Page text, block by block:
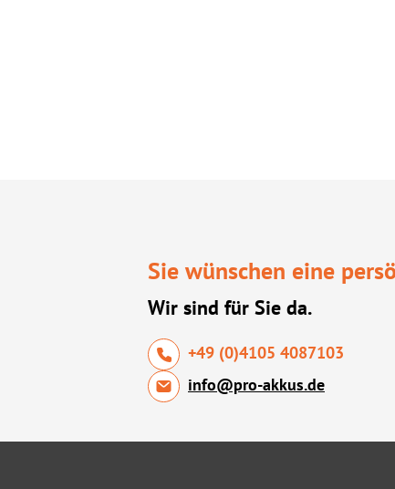
Sie wünschen eine
Wir sind für Sie da.
+49 (0)4105 4087103
info@pro-akkus.de